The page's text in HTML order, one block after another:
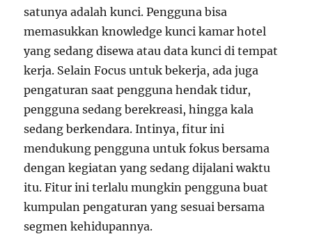
satunya adalah kunci. Pengguna bisa
memasukkan knowledge kunci kamar hotel
yang sedang disewa atau data kunci di tempat
kerja. Selain Focus untuk bekerja, ada juga
pengaturan saat pengguna hendak tidur,
pengguna sedang berekreasi, hingga kala
sedang berkendara. Intinya, fitur ini
mendukung pengguna untuk fokus bersama
dengan kegiatan yang sedang dijalani waktu
itu. Fitur ini terlalu mungkin pengguna buat
kumpulan pengaturan yang sesuai bersama
segmen kehidupannya.